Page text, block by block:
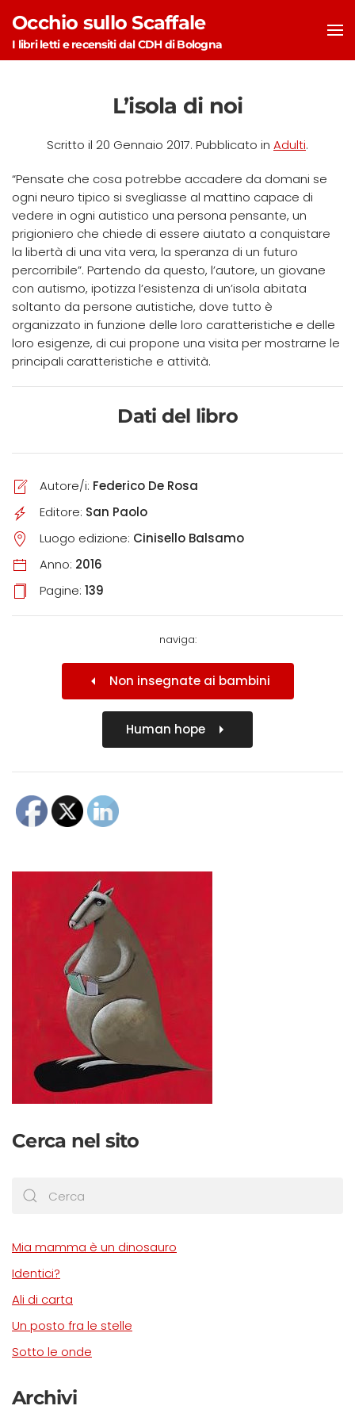
Skip to main content
Occhio sullo Scaffale
I libri letti e recensiti dal CDH di Bologna
L’isola di noi
Scritto il 20 Gennaio 2017. Pubblicato in Adulti.
“Pensate che cosa potrebbe accadere da domani se
ogni neuro tipico si svegliasse al mattino capace di
vedere in ogni autistico una persona pensante, un
prigioniero che chiede di essere aiutato a conquistare
la libertà di una vita vera, la speranza di un futuro
percorribile”. Partendo da questo, l’autore, un giovane
con autismo, ipotizza l’esistenza di un’isola abitata
soltanto da persone autistiche, dove tutto è
organizzato in funzione delle loro caratteristiche e delle
loro esigenze, di cui propone una visita per mostrarne le
principali caratteristiche e attività.
Dati del libro
Autore/i: Federico De Rosa
Editore: San Paolo
Luogo edizione: Cinisello Balsamo
Anno: 2016
Pagine: 139
naviga:
Non insegnate ai bambini
Human hope
Cerca nel sito
Mia mamma è un dinosauro
Identici?
Ali di carta
Un posto fra le stelle
Sotto le onde
Archivi